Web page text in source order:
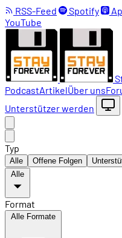
RSS-Feed Spotify
YouTube
PodcastArtikelÜber uns
Unterstützer werden
Typ
Alle Offene Folgen
Alle
Format
Alle Formate